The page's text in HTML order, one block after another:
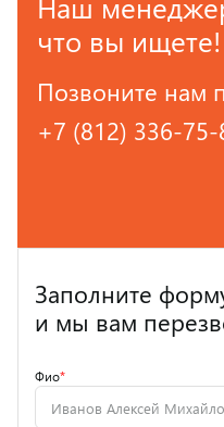
что вы ищете!
Позвоните нам
+7 (812) 336-75-
Заполните
и мы вам
Фио*